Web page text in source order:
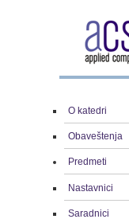
O katedri
Obaveštenja
Predmeti
Nastavnici
Saradnici